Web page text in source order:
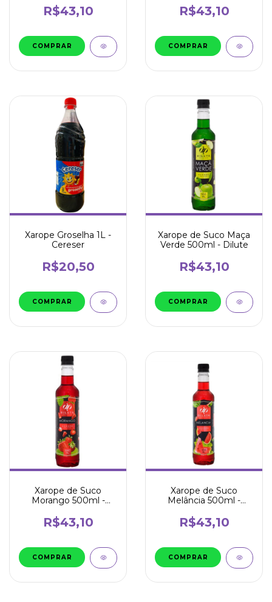
R$43,10 R$43,10
Xarope Groselha 1L -
Cereser
R$20,50
Xarope de Suco Maça
Verde 500ml - Dilute
R$43,10
Xarope de Suco
Morango 500ml -
R$43,10
Xarope de Suco
Melância 500ml -
R$43,10